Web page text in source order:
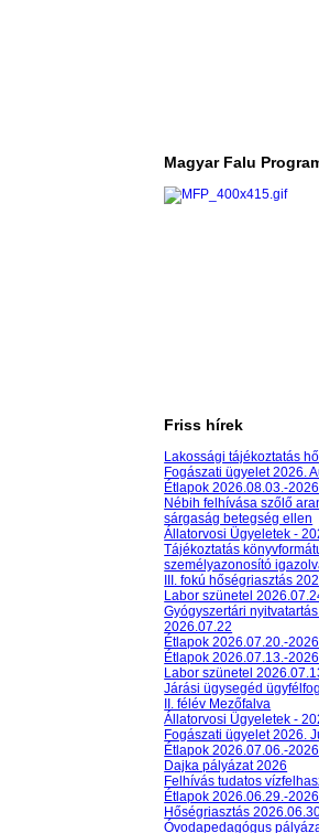
Magyar Falu
Friss hírek
Lakossági tájékoztatás
Fogászati ügyelet 2026.
Étlapok 2026.08.03.-
Nébih felhívása szőlő
sárgaság betegség ellen
Állatorvosi Ügyeletek -
Tájékoztatás
személyazonosító
III. fokú hőségriasztás
Labor szünetel
Gyógyszertári
2026.07.22
Étlapok 2026.07.20.-
Étlapok 2026.07.13.-
Labor szünetel
Járási ügysegéd
II. félév Mezőfalva
Állatorvosi Ügyeletek -
Fogászati ügyelet 2026.
Étlapok 2026.07.06.-
Dajka pályázat 2026
Felhívás tudatos
Étlapok 2026.06.29.-
Hőségriasztás
Óvodapedagógus